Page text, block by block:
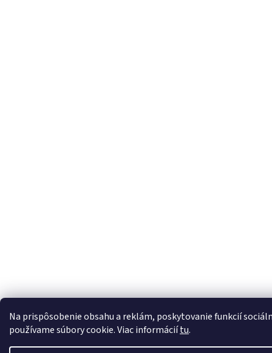
Na prispôsobenie obsahu a reklám, poskytovanie funkcií
používame súbory cookie. Viac informáciítu.